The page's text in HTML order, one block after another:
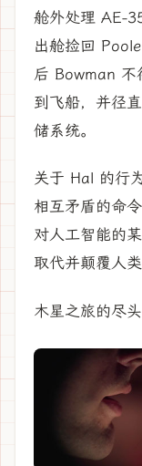
舱外处理 AE-
出舱捡回
后 Bowman 不
到飞船，并径
储系统。
关于 Hal 的行
相互矛盾的命
对人工智能的
取代并颠覆人
木星之旅的尽